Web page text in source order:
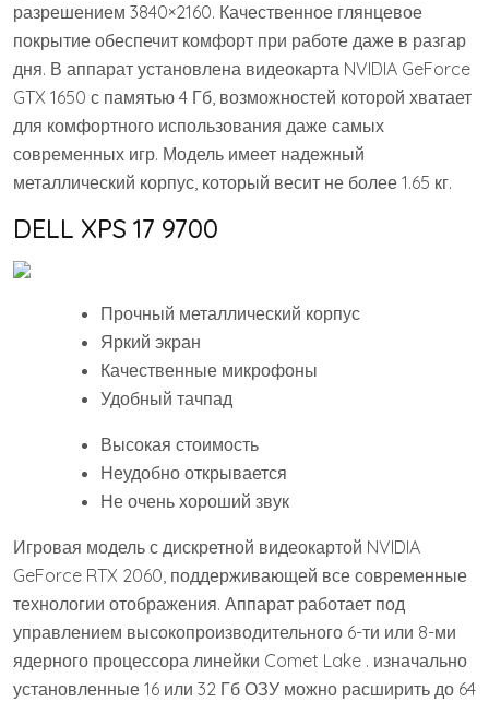
разрешением 3840×2160. Качественное глянцевое
покрытие обеспечит комфорт при работе даже в разгар
дня. В аппарат установлена видеокарта NVIDIA GeForce
GTX 1650 с памятью 4 Гб, возможностей которой хватает
для комфортного использования даже самых
современных игр. Модель имеет надежный
металлический корпус, который весит не более 1.65 кг.
DELL XPS 17 9700
Прочный металлический корпус
Яркий экран
Качественные микрофоны
Удобный тачпад
Высокая стоимость
Неудобно открывается
Не очень хороший звук
Игровая модель с дискретной видеокартой NVIDIA
GeForce RTX 2060, поддерживающей все современные
технологии отображения. Аппарат работает под
управлением высокопроизводительного 6-ти или 8-ми
ядерного процессора линейки Comet Lake . изначально
установленные 16 или 32 Гб ОЗУ можно расширить до 64